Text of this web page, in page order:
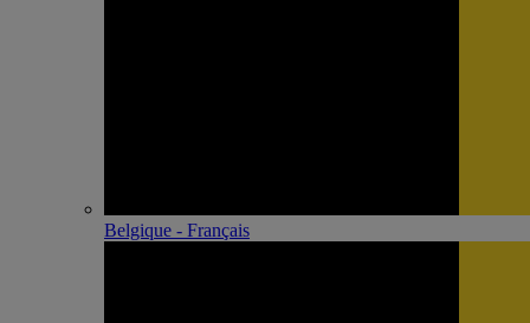
Belgique - Français